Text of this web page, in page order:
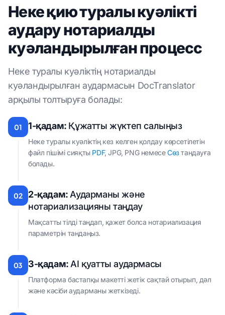
Неке қию туралы куәлікті
аудару нотариалды
куәландырылған процесс
Неке туралы куәліктің нотариалды
куәландырылған аудармасын DocTranslator
арқылы толтыруға болады:
01 1-қадам: Құжатты жүктеп салыңыз
Неке туралы куәліктің кез келген қолдау көрсетілетін
файл пішімі сияқты PDF, JPG, PNG немесеСөзтаңдауға
болады.
02 2-қадам: Аударманы және
нотариализацияны таңдау
Мақсатты тілді таңдап, қажет болса нотариализация
параметрін таңдаңыз.
03 3-қадам: AI қуатты аудармасы
Платформа бастапқы макетті жетік сақтай отырып, дәл
және кәсіби аударманы жеткізеді.